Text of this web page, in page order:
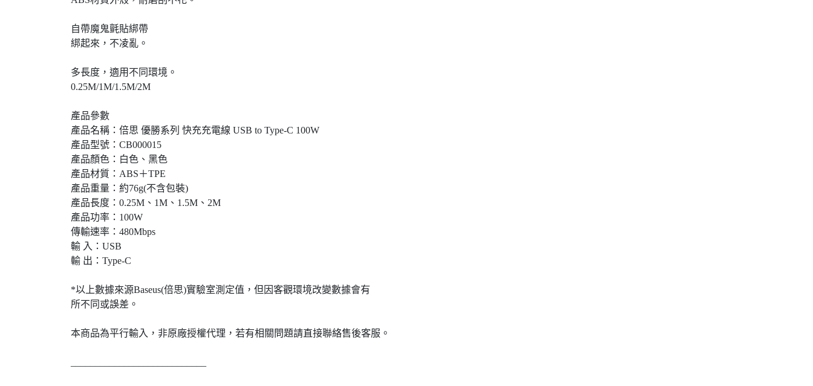
自帶魔鬼氈貼綁帶
綁起來，不凌亂。
多長度，適用不同環境。
0.25M/1M/1.5M/2M
產品參數
產品名稱：倍思 優勝系列 快充充電線 USB to Type-C 100W
產品型號：CB000015
產品顏色：白色、黑色
產品材質：ABS＋TPE
產品重量：約76g(不含包裝)
產品長度：0.25M、1M、1.5M、2M
產品功率：100W
傳輸速率：480Mbps
輸 入：USB
輸 出：Type-C
*以上數據來源Baseus(倍思)實驗室測定值，但因客觀環境改變數據會有
所不同或誤差。
本商品為平行輸入，非原廠授權代理，若有相關問題請直接聯絡售後客服。